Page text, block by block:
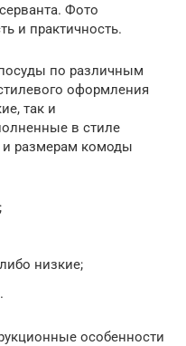
Фото
и практичность.
по различным
оформления
так и
в стиле
размерам комоды
низкие;
особенности